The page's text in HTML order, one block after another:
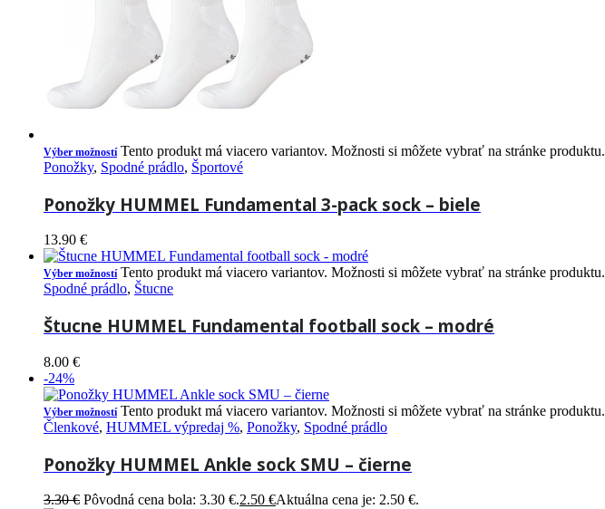
Výber možností Tento produkt má viacero variantov. Možnosti si môžete vybrať na stránke produktu.
Ponožky, Spodné prádlo, Športové
Ponožky HUMMEL Fundamental 3-pack sock – biele
13.90 €
Výber možností Tento produkt má viacero variantov. Možnosti si môžete vybrať na stránke produktu.
Spodné prádlo, Štucne
Štucne HUMMEL Fundamental football sock – modré
8.00 €
-24%
Výber možností Tento produkt má viacero variantov. Možnosti si môžete vybrať na stránke produktu.
Členkové, HUMMEL výpredaj %, Ponožky, Spodné prádlo
Ponožky HUMMEL Ankle sock SMU – čierne
3.30€ Pôvodná cena bola: 3.30 €.2.50 €Aktuálna cena je: 2.50 €.